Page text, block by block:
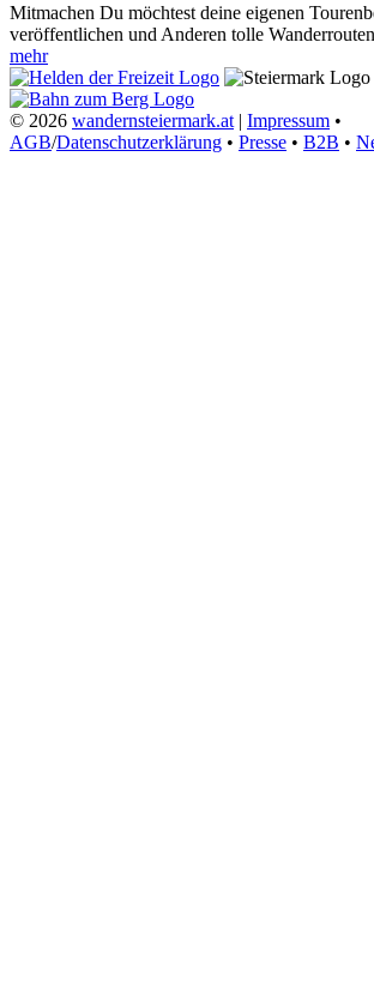
Mitmachen Du möchtest deine eigenen
veröffentlichen und Anderen tolle
mehr
© 2026 wandernsteiermark.at | Impressum •
AGB/Datenschutzerklärung • Presse • B2B •